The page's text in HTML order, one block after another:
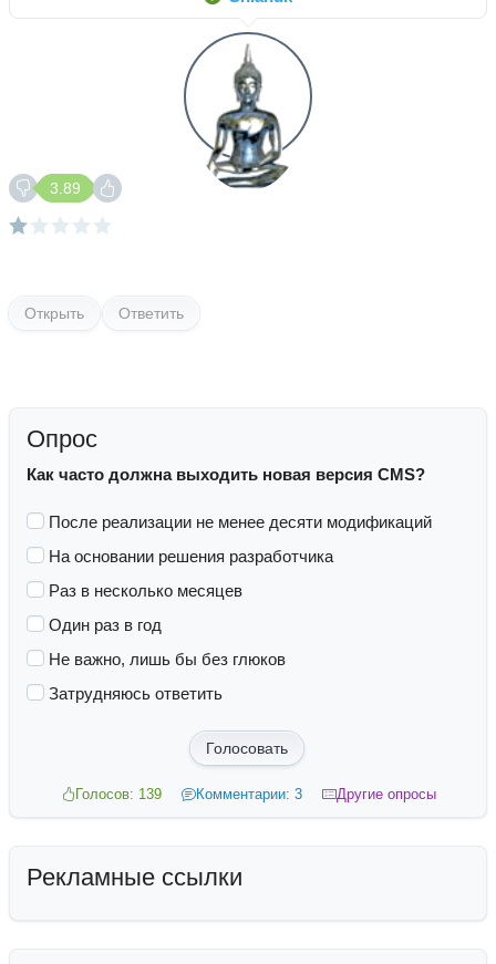
3.89
Открыть Ответить
Опрос
Как часто должна выходить новая версия CMS?
После реализации не менее десяти модификаций
На основании решения разработчика
Раз в несколько месяцев
Один раз в год
Не важно, лишь бы без глюков
Затрудняюсь ответить
Голосовать
Голосов: 139 Комментарии: 3 Другие опросы
Рекламные ссылки